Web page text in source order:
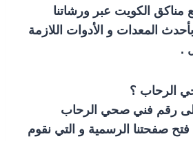
مناكق الكويت عبر ورشاتنا
بأحدث المعدات و الأدوات اللازمة
.
الرحاب ؟
رقم فني صحي الرحاب
صفحتنا الرسمية و التي نقوم